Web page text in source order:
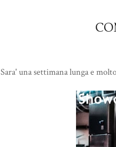
Sara' una settimana lunga e